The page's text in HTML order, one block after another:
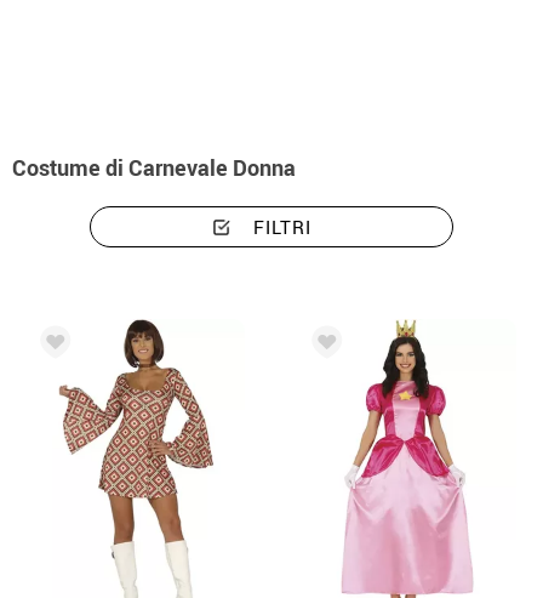
Costume di Carnevale Donna
FILTRI